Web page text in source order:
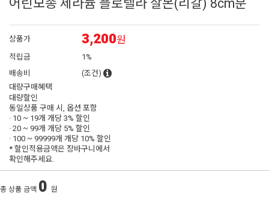
상품가 3,200원
적립금
1%
배송비
(조건)
대량구매혜택
대량할인
동일상품 구매 시, 옵션 포함
· 10 ~ 19개 개당3% 할인
· 20 ~ 99개 개당 5% 할인
· 100 ~ 99999개 개당 10% 할인
* 할인적용금액은 장바구니에서
확인해주세요.
총 상품 금액 0 원